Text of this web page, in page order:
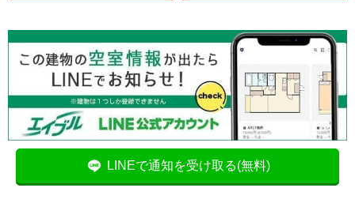
LINEで通知を受け取る(無料)